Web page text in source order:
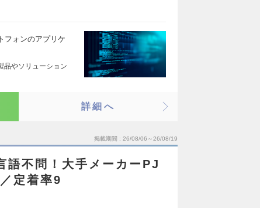
フォンのアプリケ
品やソリューション
詳細へ
掲載期間 26/08/06～26/08/19
語不問！大手メーカーPJ
定着率9